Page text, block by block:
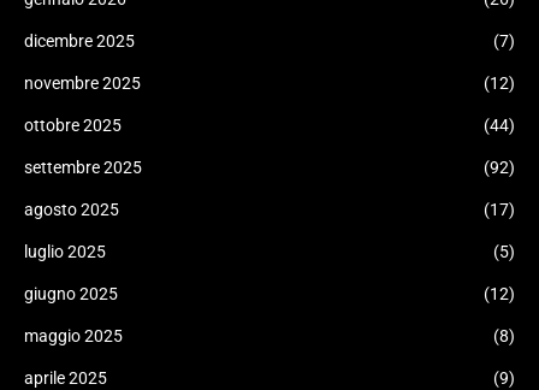
dicembre 2025 (7)
novembre 2025 (12)
ottobre 2025 (44)
settembre 2025 (92)
agosto 2025 (17)
luglio 2025 (5)
giugno 2025 (12)
maggio 2025 (8)
aprile 2025 (9)